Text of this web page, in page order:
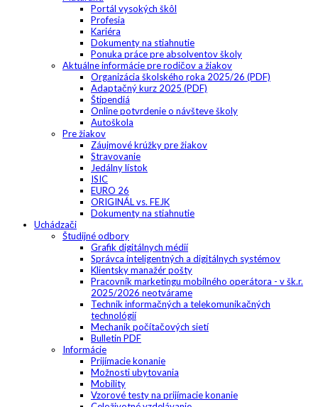
Portál vysokých škôl
Profesia
Kariéra
Dokumenty na stiahnutie
Ponuka práce pre absolventov školy
Aktuálne informácie pre rodičov a žiakov
Organizácia školského roka 2025/26 (PDF)
Adaptačný kurz 2025 (PDF)
Štipendiá
Online potvrdenie o návšteve školy
Autoškola
Pre žiakov
Záujmové krúžky pre žiakov
Stravovanie
Jedálny lístok
ISIC
EURO 26
ORIGINÁL vs. FEJK
Dokumenty na stiahnutie
Uchádzači
Študijné odbory
Grafik digitálnych médií
Správca inteligentných a digitálnych systémov
Klientsky manažér pošty
Pracovník marketingu mobilného operátora - v šk.r.
2025/2026 neotvárame
Technik informačných a telekomunikačných
technológií
Mechanik počítačových sietí
Bulletin PDF
Informácie
Prijímacie konanie
Možnosti ubytovania
Mobility
Vzorové testy na prijímacie konanie